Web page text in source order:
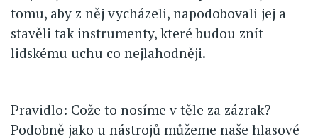
tomu, aby z něj vycházeli, napodobovali jej a
stavěli tak instrumenty, které budou znít
lidskému uchu co nejlahodněji.
Pravidlo: Cože to nosíme v těle za zázrak?
Podobně jako u nástrojů můžeme naše hlasové